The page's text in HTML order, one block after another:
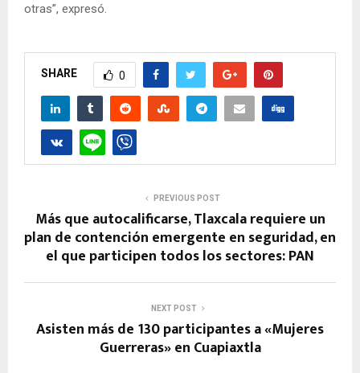
otras”, expresó.
SHARE 0
PREVIOUS POST
Más que autocalificarse, Tlaxcala requiere un
plan de contención emergente en seguridad, en
el que participen todos los sectores: PAN
NEXT POST
Asisten más de 130 participantes a «Mujeres
Guerreras» en Cuapiaxtla